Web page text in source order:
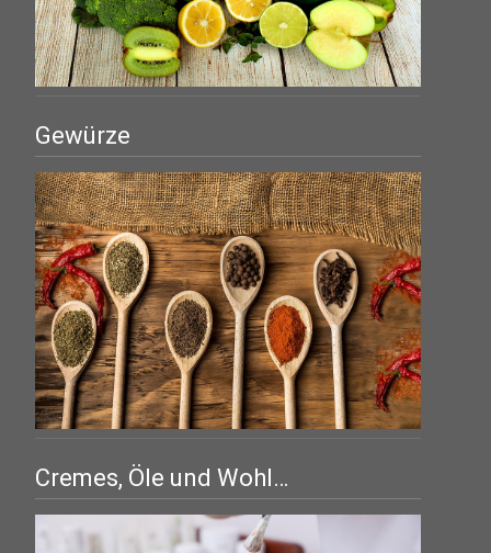
Gewürze
Cremes, Öle und Wohl…